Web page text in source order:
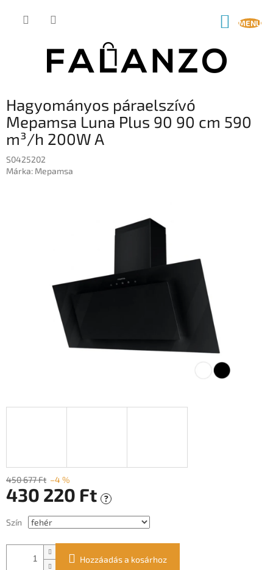
KOSÁR
Hagyományos páraelszívó
Mepamsa Luna Plus 90 90 cm 590
m³/h 200W A
S0425202
Márka: Mepamsa
450 677 Ft –4 %
430 220 Ft ?
Egységár:
Szín
Hozzáadás a kosárhoz